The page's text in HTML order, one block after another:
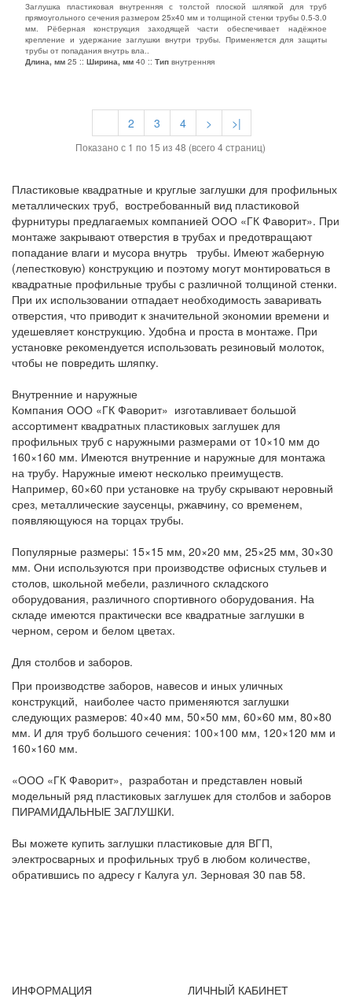
Заглушка пластиковая внутренняя с толстой плоской шляпкой для труб
прямоугольного сечения размером 25х40 мм и толщиной стенки трубы 0.5-3.0
мм. Рёберная конструкция заходящей части обеспечивает надёжное
крепление и удержание заглушки внутри трубы. Применяется для защиты
трубы от попадания внутрь вла..
Длина, мм 25 :: Ширина, мм 40 :: Тип внутренняя
2 3 4 > >|
Показано с 1 по 15 из 48 (всего 4 страниц)
Пластиковые квадратные и круглые заглушки для профильных
металлических труб, востребованный вид пластиковой
фурнитуры предлагаемых компанией ООО «ГК Фаворит». При
монтаже закрывают отверстия в трубах и предотвращают
попадание влаги и мусора внутрь трубы. Имеют жаберную
(лепестковую) конструкцию и поэтому могут монтироваться в
квадратные профильные трубы с различной толщиной стенки.
При их использовании отпадает необходимость заваривать
отверстия, что приводит к значительной экономии времени и
удешевляет конструкцию. Удобна и проста в монтаже. При
установке рекомендуется использовать резиновый молоток,
чтобы не повредить шляпку.
Внутренние и наружные
Компания ООО «ГК Фаворит» изготавливает большой
ассортимент квадратных пластиковых заглушек для
профильных труб с наружными размерами от 10×10 мм до
160×160 мм. Имеются внутренние и наружные для монтажа
на трубу. Наружные имеют несколько преимуществ.
Например, 60×60 при установке на трубу скрывают неровный
срез, металлические заусенцы, ржавчину, со временем,
появляющуюся на торцах трубы.
Популярные размеры: 15×15 мм, 20×20 мм, 25×25 мм, 30×30
мм. Они используются при производстве офисных стульев и
столов, школьной мебели, различного складского
оборудования, различного спортивного оборудования. На
складе имеются практически все квадратные заглушки в
черном, сером и белом цветах.
Для столбов и заборов.
При производстве заборов, навесов и иных уличных
конструкций, наиболее часто применяются заглушки
следующих размеров: 40×40 мм, 50×50 мм, 60×60 мм, 80×80
мм. И для труб большого сечения: 100×100 мм, 120×120 мм и
160×160 мм.
«ООО «ГК Фаворит», разработан и представлен новый
модельный ряд пластиковых заглушек для столбов и заборов
ПИРАМИДАЛЬНЫЕ ЗАГЛУШКИ.
Вы можете купить заглушки пластиковые для ВГП,
электросварных и профильных труб в любом количестве,
обратившись по адресу г Калуга ул. Зерновая 30 пав 58.
ИНФОРМАЦИЯ ЛИЧНЫЙ КАБИНЕТ